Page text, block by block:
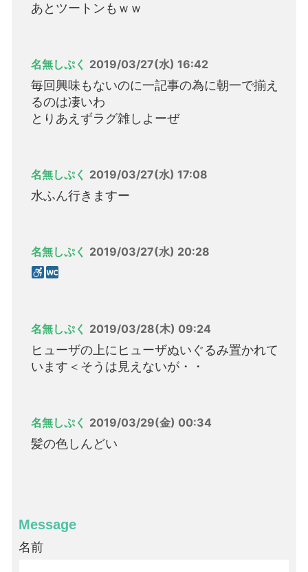
あとツートンもｗｗ
名無しぷく 2019/03/27(水) 16:42
毎回興味もないのに一記事の為に朝一で揃え
るのは凄いわ
とりあえずラグ雑しよーぜ
名無しぷく 2019/03/27(水) 17:08
水ふん行きますー
名無しぷく 2019/03/27(水) 20:28
名無しぷく 2019/03/28(木) 09:24
ヒューザの上にヒューザぬいぐるみ置かれて
います＜そうは見えないが・・
名無しぷく 2019/03/29(金) 00:34
髪の色しんどい
Message
名前